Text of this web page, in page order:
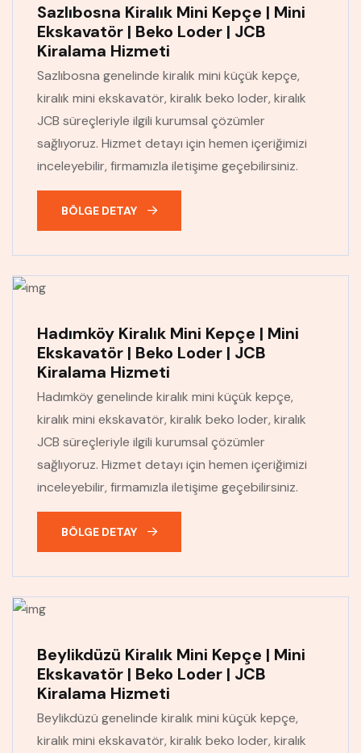
Sazlıbosna Kiralık Mini Kepçe | Mini
Ekskavatör | Beko Loder | JCB
Kiralama Hizmeti
Sazlıbosna genelinde kiralık mini küçük kepçe,
kiralık mini ekskavatör, kiralık beko loder, kiralık
JCB süreçleriyle ilgili kurumsal çözümler
sağlıyoruz. Hizmet detayı için hemen içeriğimizi
inceleyebilir, firmamızla iletişime geçebilirsiniz.
BÖLGE DETAY
Hadımköy Kiralık Mini Kepçe | Mini
Ekskavatör | Beko Loder | JCB
Kiralama Hizmeti
Hadımköy genelinde kiralık mini küçük kepçe,
kiralık mini ekskavatör, kiralık beko loder, kiralık
JCB süreçleriyle ilgili kurumsal çözümler
sağlıyoruz. Hizmet detayı için hemen içeriğimizi
inceleyebilir, firmamızla iletişime geçebilirsiniz.
BÖLGE DETAY
Beylikdüzü Kiralık Mini Kepçe | Mini
Ekskavatör | Beko Loder | JCB
Kiralama Hizmeti
Beylikdüzü genelinde kiralık mini küçük kepçe,
kiralık mini ekskavatör, kiralık beko loder, kiralık